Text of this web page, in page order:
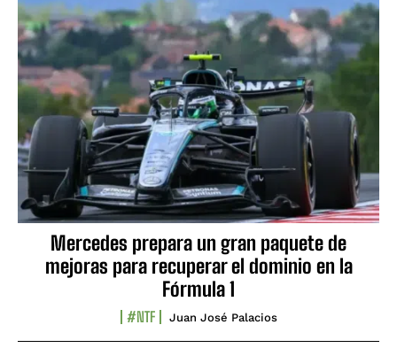
Mercedes prepara un gran paquete de
mejoras para recuperar el dominio en la
Fórmula 1
#NTF Juan José Palacios